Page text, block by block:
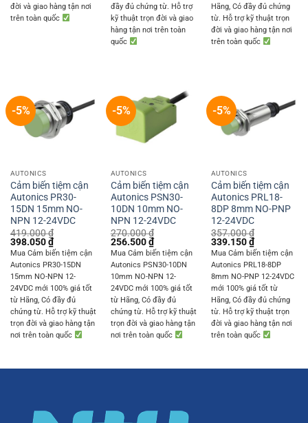
đời và giao hàng tận nơi
trên toàn quốc
đầy đủ chứng từ. Hỗ trợ
kỹ thuật trọn đời và giao
hàng tận nơi trên toàn
quốc
Hãng, Có đầy đủ chứng
từ. Hỗ trợ kỹ thuật trọn
đời và giao hàng tận nơi
trên toàn quốc
-5%
AUTONICS
Cảm biến tiệm cận
Autonics PR30-
15DN 15mm NO-
NPN 12-24VDC
419.000₫
Original
price
was:
419.000 ₫.
398.050₫Current
price
is:
398.050 ₫.
Mua Cảm biến tiệm cận
Autonics PR30-15DN
15mm NO-NPN 12-
24VDC mới 100% giá tốt
từ Hãng, Có đầy đủ
chứng từ. Hỗ trợ kỹ thuật
trọn đời và giao hàng tận
nơi trên toàn quốc
-5%
AUTONICS
Cảm biến tiệm cận
Autonics PSN30-
10DN 10mm NO-
NPN 12-24VDC
270.000₫
Original
price
was:
270.000 ₫.
256.500₫Current
price
is:
256.500 ₫.
Mua Cảm biến tiệm cận
Autonics PSN30-10DN
10mm NO-NPN 12-
24VDC mới 100% giá tốt
từ Hãng, Có đầy đủ
chứng từ. Hỗ trợ kỹ thuật
trọn đời và giao hàng tận
nơi trên toàn quốc
-5%
AUTONICS
Cảm biến tiệm cận
Autonics PRL18-
8DP 8mm NO-PNP
12-24VDC
357.000₫
Original
price
was:
357.000 ₫.
339.150₫Current
price
is:
339.150 ₫.
Mua Cảm biến tiệm cận
Autonics PRL18-8DP
8mm NO-PNP 12-24VDC
mới 100% giá tốt từ
Hãng, Có đầy đủ chứng
từ. Hỗ trợ kỹ thuật trọn
đời và giao hàng tận nơi
trên toàn quốc